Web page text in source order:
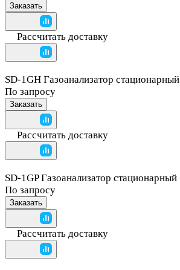
Заказать
Рассчитать доставку
SD-1GH Газоанализатор стационарный
По запросу
Заказать
Рассчитать доставку
SD-1GP Газоанализатор стационарный
По запросу
Заказать
Рассчитать доставку